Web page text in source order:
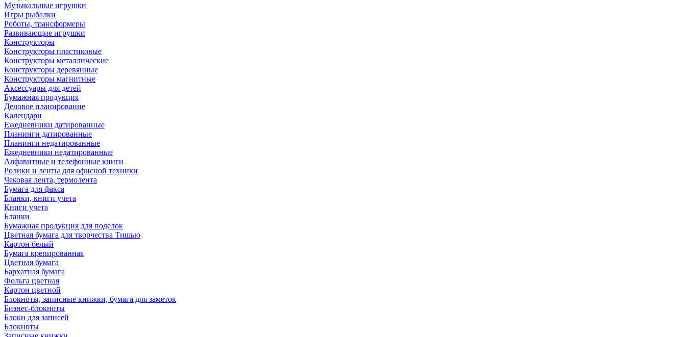
Музыкальные игрушки
Игры рыбалки
Роботы, трансформеры
Развивающие игрушки
Конструкторы
Конструкторы пластиковые
Конструкторы металлические
Конструкторы деревянные
Конструкторы магнитные
Аксессуары для детей
Бумажная продукция
Деловое планирование
Календари
Ежедневники датированные
Планинги датированные
Планинги недатированные
Ежедневники недатированные
Алфавитные и телефонные книги
Ролики и ленты для офисной техники
Чековая лента, термолента
Бумага для факса
Бланки, книги учета
Книги учета
Бланки
Бумажная продукция для поделок
Цветная бумага для творчества Тишью
Картон белый
Бумага крепированная
Цветная бумага
Бархатная бумага
Фольга цветная
Картон цветной
Блокноты, записные книжки, бумага для заметок
Бизнес-блокноты
Блоки для записей
Блокноты